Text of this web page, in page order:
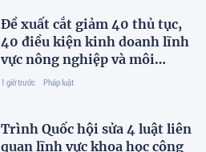
Đề xuất cắt giảm 40 thủ tục,
40 điều kiện kinh doanh lĩnh
vực nông nghiệp và môi
trường
1 giờ trước Pháp luật
Trình Quốc hội sửa 4 luật liên
quan lĩnh vực khoa học công